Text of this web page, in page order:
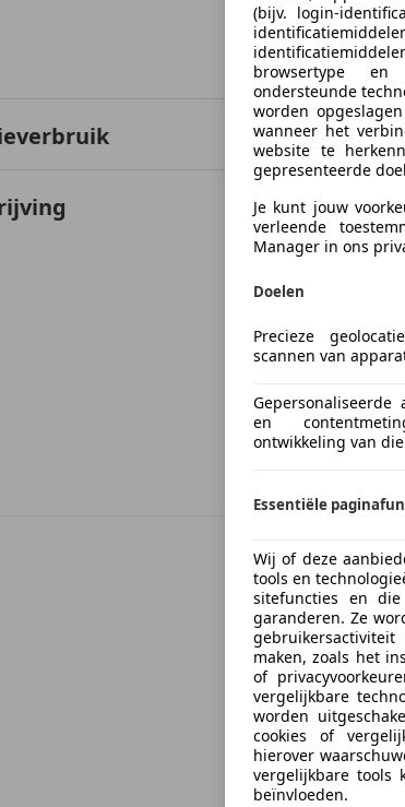
Brandstof
HONDA CBR
Zeer nette
en verse
Frans Bleeker
De Alde Mar 7
9035 VP
(bijv. login-
browsertype en
ondersteunde
worden
wanneer het
website te
gepresenteerde
Je kunt jouw
verleende
Manager in ons
Doelen
Precieze
scannen van
en
ontwikkeling van
Essentiële
Wij of deze
tools en
sitefuncties en
garanderen. Ze
maken, zoals het
of
vergelijkbare
worden
cookies of
hierover
vergelijkbare tools
beïnvloeden.